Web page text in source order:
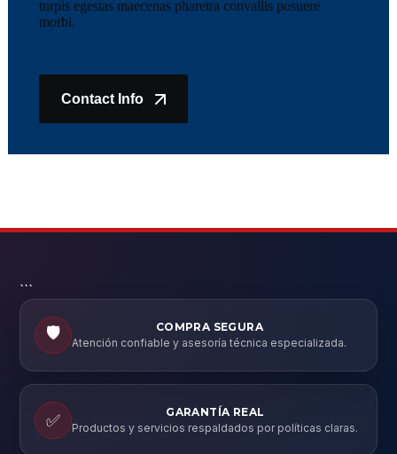
turpis egestas maecenas pharetra convallis posuere
morbi.
Contact Info
```
🛡️
COMPRA SEGURA
Atención confiable y asesoría técnica especializada.
✅
GARANTÍA REAL
Productos y servicios respaldados por políticas claras.